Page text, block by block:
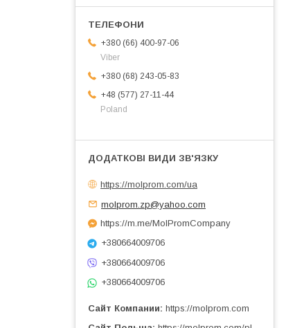
+380 (66) 400-97-06
Viber
+380 (68) 243-05-83
+48 (577) 27-11-44
Poland
https://molprom.com/ua
molprom.zp@yahoo.com
https://m.me/MolPromCompany
+380664009706
+380664009706
+380664009706
Сайт Компании https://molprom.com